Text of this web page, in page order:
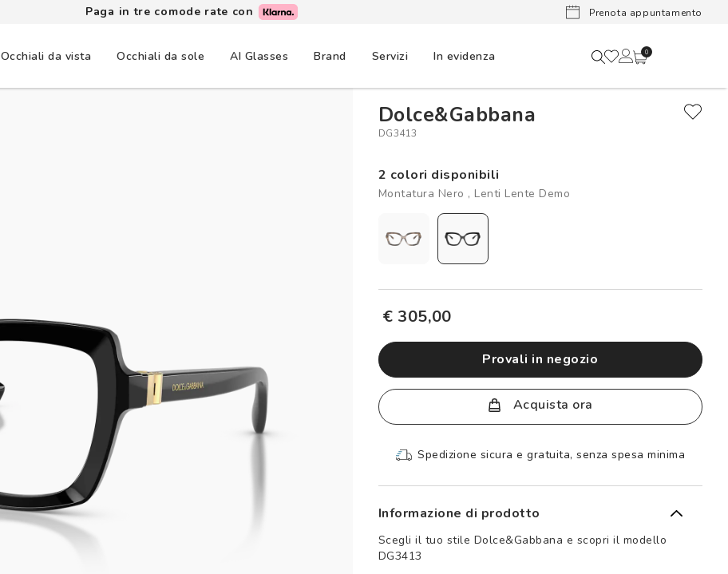
Paga in tre comode rate con Lenti a
Prenota appuntamento
Occhiali da vista Occhiali da sole AI Glasses Brand Servizi In evidenza 0
Dolce&Gabbana
DG3413
2 colori disponibili
Montatura Nero , Lenti Lente Demo
€ 305,00
provali in negozio
Acquista ora
Novità: puoi pagare in contanti alla consegna Spedizione sicura e gratuita, senza spesa minima
Informazione di prodotto
Scegli il tuo stile Dolce&Gabbana e scopri il modello
DG3413